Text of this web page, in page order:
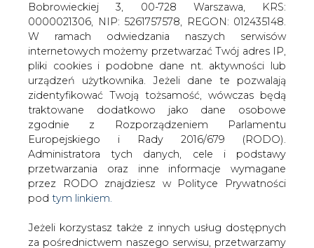
Jeżeli korzystasz także z innych usług dostępnych
za pośrednictwem naszego serwisu, przetwarzamy
też Twoje dane osobowe podane przy zakładaniu
konta lub rejestracji do newslettera. Przetwarzamy
dane, które podajesz, pozostawiasz lub do których
możemy uzyskać dostęp w ramach korzystania z
Usług.
Informacje dotyczące Administratora Twoich
danych osobowych a także cele i podstawy
przetwarzania oraz inne niezbędne informacje
wymagane przez RODO znajdziesz w Polityce
Prywatności pod wskazanym linkiem (
tym linkiem
Dane zbierane na potrzeby różnych usług mogą
być przetwarzane w różnych celach, na różnych
podstawach.
Martifer Solar, filia Martifer SGPS,
zainstalował 2,88 MW fotowotaiczny
system dachowy w Pradze.
System ten został zainstalowany na sześciu budynkach w
ramach jednego kompleksu przemysłowego na łącznej
powierzchni 67816 m kw.
znajduje się w parku przemysłowym w stolicy. System
będzie zaopatrywał w energię ponad 1400 gospodarstw.